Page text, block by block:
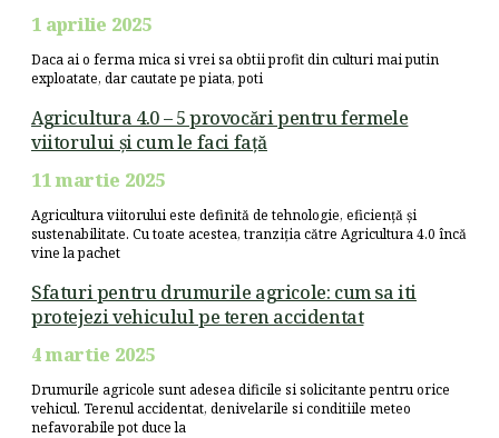
1 aprilie 2025
Daca ai o ferma mica si vrei sa obtii profit din culturi mai putin
exploatate, dar cautate pe piata, poti
Agricultura 4.0 – 5 provocări pentru fermele
viitorului și cum le faci față
11 martie 2025
Agricultura viitorului este definită de tehnologie, eficiență și
sustenabilitate. Cu toate acestea, tranziția către Agricultura 4.0 încă
vine la pachet
Sfaturi pentru drumurile agricole: cum sa iti
protejezi vehiculul pe teren accidentat
4 martie 2025
Drumurile agricole sunt adesea dificile si solicitante pentru orice
vehicul. Terenul accidentat, denivelarile si conditiile meteo
nefavorabile pot duce la